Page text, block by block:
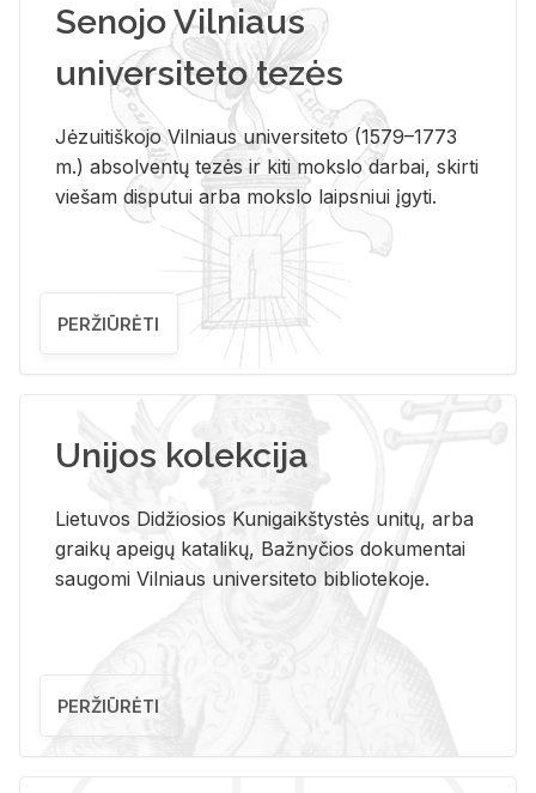
Senojo Vilniaus
universiteto tezės
Jėzuitiškojo Vilniaus universiteto (1579–1773
m.) absolventų tezės ir kiti mokslo darbai, skirti
viešam disputui arba mokslo laipsniui įgyti.
PERŽIŪRĖTI
Unijos kolekcija
Lietuvos Didžiosios Kunigaikštystės unitų, arba
graikų apeigų katalikų, Bažnyčios dokumentai
saugomi Vilniaus universiteto bibliotekoje.
PERŽIŪRĖTI